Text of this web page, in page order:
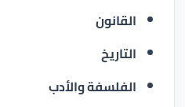
القانون
التاريخ
الفلسفة والأدب